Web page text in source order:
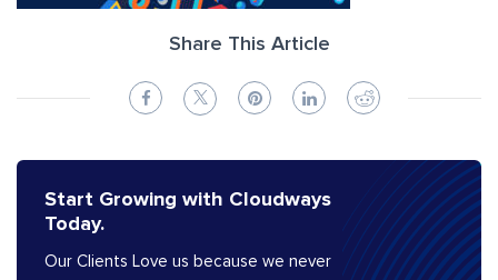
Share This Article
Start Growing with Cloudways
Today.
Our Clients Love us because we never